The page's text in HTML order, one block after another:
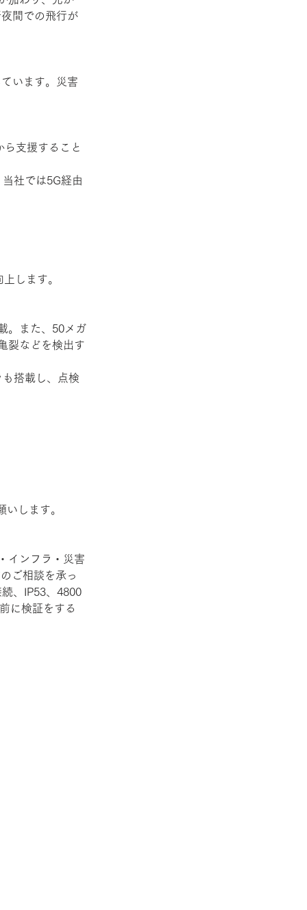
間での飛行が
います。災害
支援すること
社では5G経由
します。
。また、50メガ
裂などを検出す
搭載し、点検
します。
インフラ・災害
ご相談を承っ
、IP53、4800
に検証をする